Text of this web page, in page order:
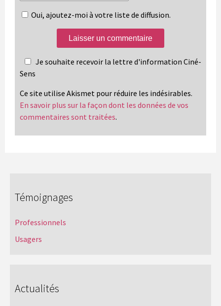
Oui, ajoutez-moi à votre liste de diffusion.
Je souhaite recevoir la lettre d'information Ciné-
Sens
Ce site utilise Akismet pour réduire les indésirables.
En savoir plus sur la façon dont les données de vos
commentaires sont traitées.
Témoignages
Professionnels
Usagers
Actualités